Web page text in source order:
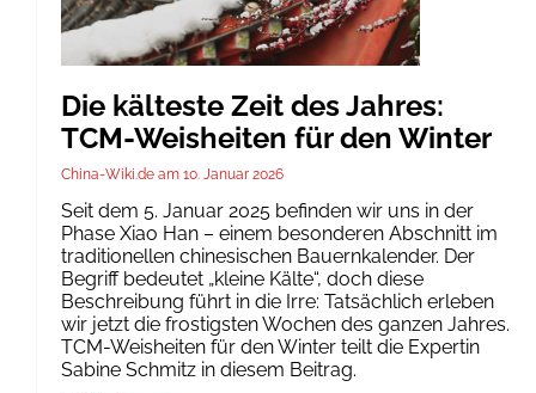
Die kälteste Zeit des Jahres:
TCM-Weisheiten für den Winter
China-Wiki.de 10. Januar 2026
Seit dem 5. Januar 2025 befinden wir uns in der
Phase Xiao Han – einem besonderen Abschnitt im
traditionellen chinesischen Bauernkalender. Der
Begriff bedeutet „kleine Kälte“, doch diese
Beschreibung führt in die Irre: Tatsächlich erleben
wir jetzt die frostigsten Wochen des ganzen Jahres.
TCM-Weisheiten für den Winter teilt die Expertin
Sabine Schmitz in diesem Beitrag.